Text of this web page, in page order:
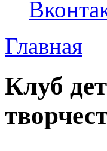
Главная
Клуб